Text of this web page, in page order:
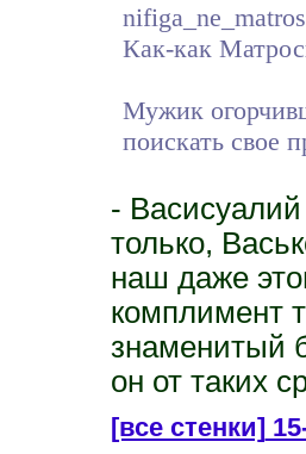
Как-как
Мужик
поискать свое
-
только,
наш даже
комплимент
знаменитый
он от таких
[все стенки]